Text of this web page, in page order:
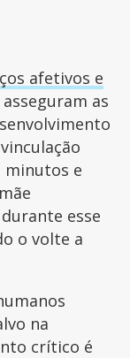
afetivos e
as
minutos e
esse
o volte a
na
crítico é